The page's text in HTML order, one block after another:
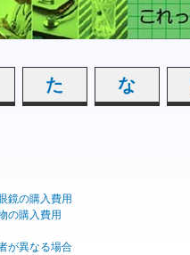
た な
鏡の購入費用
の購入費用
が異なる場合